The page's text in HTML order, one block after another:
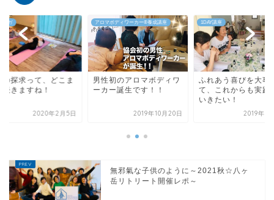
ボディワーカー®︎養成講座
初のアロマボディワ
ー誕生です！！
2019年10月20日
1DAY講座
ふれあう喜びを大事にし
て、これからも実践して
2019年8月18日
ABA式ヨガ
内面の探求って、ど
でも続きますね！
2020年2
無邪氣な子供のように～2021秋☆八ヶ
岳リトリート開催レポ～